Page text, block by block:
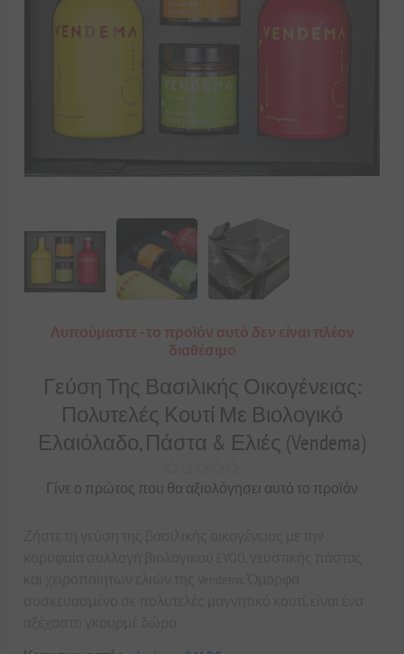
Λυπούμαστε - το προϊόν αυτό δεν είναι πλέον
διαθέσιμο
Γεύση Της Βασιλικής Οικογένειας:
Πολυτελές Κουτί Με Βιολογικό
Ελαιόλαδο, Πάστα & Ελιές (Vendema)
Γίνε ο πρώτος που θα αξιολόγησει αυτό το προϊόν